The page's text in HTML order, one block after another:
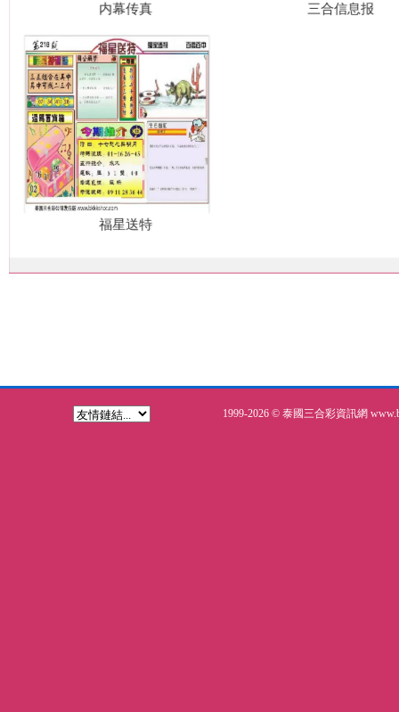
内幕传真 三合信息报
福星送特
1999-2026 © 泰國三合彩資訊網